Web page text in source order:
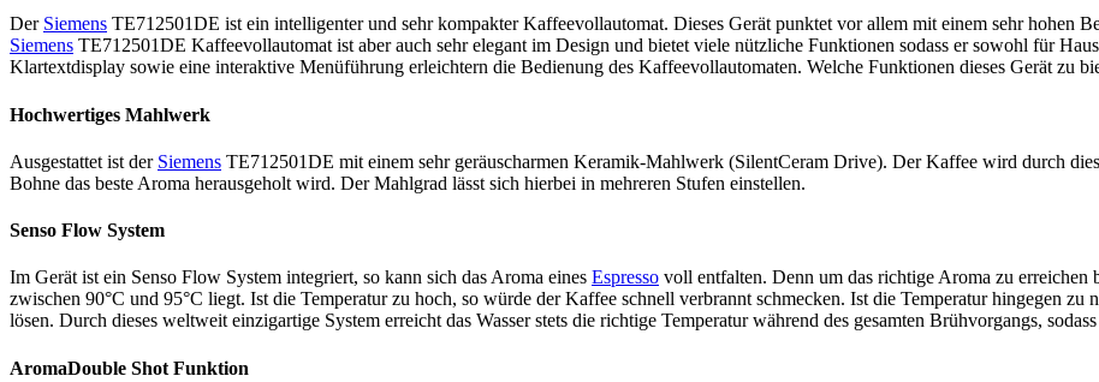
Der Siemens TE712501DE ist ein intelligenter und sehr kompakter Kaffeevollautomat. Dieses Gerät punktet vor allem mit einem sehr hohen
Siemens TE712501DE Kaffeevollautomat ist aber auch sehr elegant im Design und bietet viele nützliche Funktionen sodass er sowohl für
Klartextdisplay sowie eine interaktive Menüführung erleichtern die Bedienung des Kaffeevollautomaten. Welche Funktionen dieses Gerät zu
Hochwertiges Mahlwerk
Ausgestattet ist der Siemens TE712501DE mit einem sehr geräuscharmen Keramik-Mahlwerk (SilentCeram Drive). Der Kaffee wird durch
Bohne das beste Aroma herausgeholt wird. Der Mahlgrad lässt sich hierbei in mehreren Stufen einstellen.
Senso Flow System
Im Gerät ist ein Senso Flow System integriert, so kann sich das Aroma eines Espresso voll entfalten. Denn um das richtige Aroma zu erreichen
zwischen 90°C und 95°C liegt. Ist die Temperatur zu hoch, so würde der Kaffee schnell verbrannt schmecken. Ist die Temperatur hingegen
lösen. Durch dieses weltweit einzigartige System erreicht das Wasser stets die richtige Temperatur während des gesamten Brühvorgangs,
AromaDouble Shot Funktion